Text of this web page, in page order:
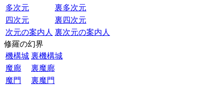
多次元
裏多次元
四次元
裏四次元
次元の案内人 裏次元の案内人
修羅の幻界
機構城 裏機構城
魔廊
裏魔廊
魔門
裏魔門